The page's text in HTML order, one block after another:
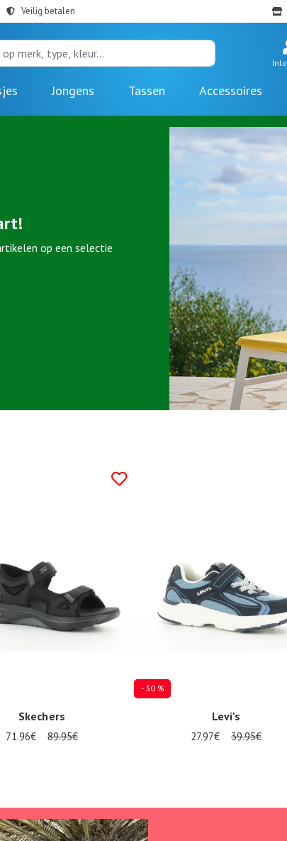
Veilig betalen
Jongens Tassen Accessoires
op een selectie
Skechers
71.96€ 89.95€
- 30 %
Levi's
27.97€ 39.95€